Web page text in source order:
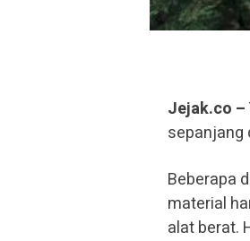
Jejak.co –
sepanjang
Beberapa
material
alat berat.